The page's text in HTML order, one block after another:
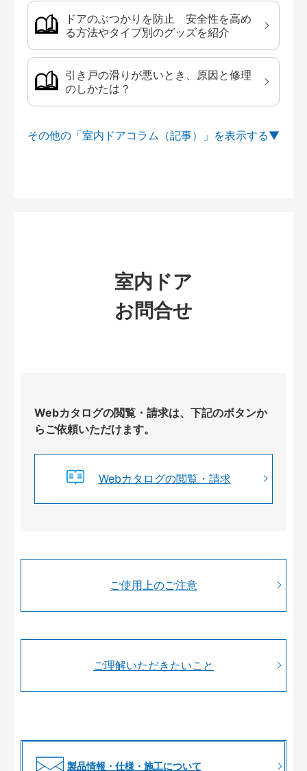
ドアのぶつかりを防止 安全性を高め
る方法やタイプ別のグッズを紹介
引き戸の滑りが悪いとき、原因と修理
のしかたは？
その他の「室内ドアコラム（記事）」を
室内ドア
お問合せ
Webカタログの閲覧・請求は、下記のボタンか
らご依頼いただけます。
Webカタログの閲覧・請求
ご使用上のご注意
ご理解いただきたいこと
製品情報・仕様・施工について